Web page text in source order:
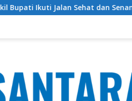
Sehat dan Senam Bersama Warga